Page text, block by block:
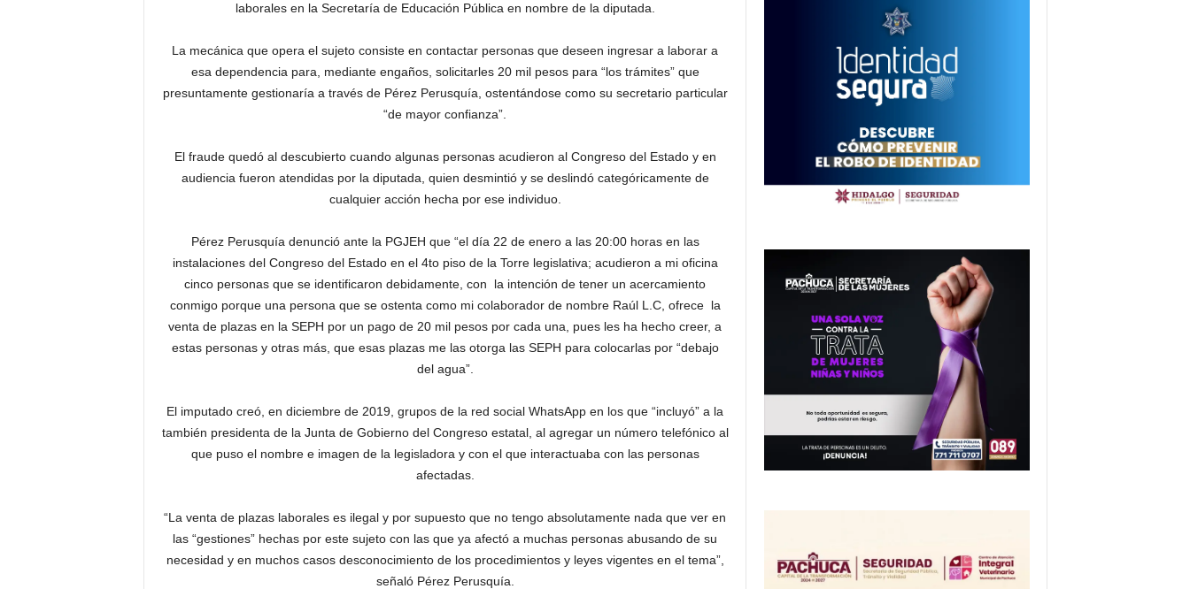
laborales en la Secretaría de Educación Pública en nombre de la diputada.
La mecánica que opera el sujeto consiste en contactar personas que deseen ingresar a laborar a
esa dependencia para, mediante engaños, solicitarles 20 mil pesos para “los trámites” que
presuntamente gestionaría a través de Pérez Perusquía, ostentándose como su secretario particular
“de mayor confianza”.
El fraude quedó al descubierto cuando algunas personas acudieron al Congreso del Estado y en
audiencia fueron atendidas por la diputada, quien desmintió y se deslindó categóricamente de
cualquier acción hecha por ese individuo.
Pérez Perusquía denunció ante la PGJEH que “el día 22 de enero a las 20:00 horas en las
instalaciones del Congreso del Estado en el 4to piso de la Torre legislativa; acudieron a mi oficina
cinco personas que se identificaron debidamente, con la intención de tener un acercamiento
conmigo porque una persona que se ostenta como mi colaborador de nombre Raúl L.C, ofrece la
venta de plazas en la SEPH por un pago de 20 mil pesos por cada una, pues les ha hecho creer, a
estas personas y otras más, que esas plazas me las otorga las SEPH para colocarlas por “debajo
del agua”.
El imputado creó, en diciembre de 2019, grupos de la red social WhatsApp en los que “incluyó” a la
también presidenta de la Junta de Gobierno del Congreso estatal, al agregar un número telefónico al
que puso el nombre e imagen de la legisladora y con el que interactuaba con las personas
afectadas.
“La venta de plazas laborales es ilegal y por supuesto que no tengo absolutamente nada que ver en
las “gestiones” hechas por este sujeto con las que ya afectó a muchas personas abusando de su
necesidad y en muchos casos desconocimiento de los procedimientos y leyes vigentes en el tema”,
señaló Pérez Perusquía.